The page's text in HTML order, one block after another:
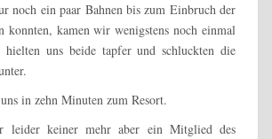
noch ein paar Bahnen bis zum Einbruch der
konnten, kamen wir wenigstens noch einmal
uns beide tapfer und schluckten die
in zehn Minuten zum Resort.
leider keiner mehr aber ein Mitglied des